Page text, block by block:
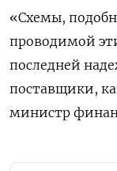
«Схемы,
проводимой
последней
поставщики,
министр